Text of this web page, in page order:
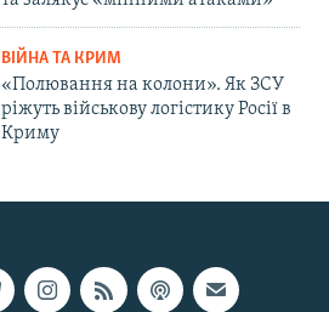
ВІЙНА ТА КРИМ
«Полювання на колони». Як ЗСУ
ріжуть військову логістику Росії в
Криму